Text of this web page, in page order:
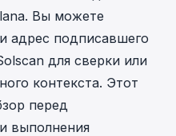
Вы можете
адрес подписавшего
для сверки или
контекста. Этот
перед
выполнения